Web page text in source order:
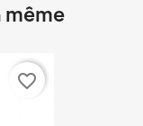
favorite_border